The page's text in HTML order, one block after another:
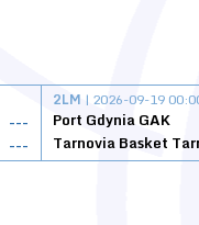
---
---
2LM | 2026-09-19
Port Gdynia GAK